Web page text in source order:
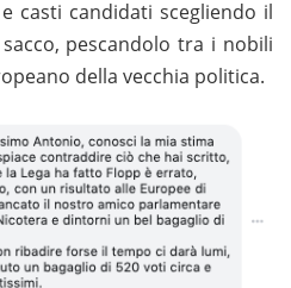
casti candidati scegliendo il
pescandolo tra i nobili
della vecchia politica.